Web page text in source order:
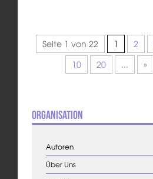
Seite 1 von 22 1 2
10
20 ... »
Organisation
Autoren
Über Uns